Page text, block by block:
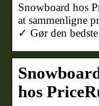
Snowboard hos
at sammenligne
✓ Gør den
hos